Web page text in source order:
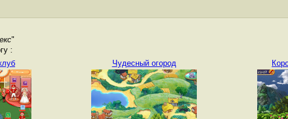
"
:
Чудесный огород